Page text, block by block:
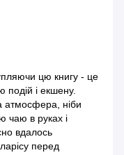
цю книгу - це
подій і екшену.
атмосфера, ніби
чаю в руках і
вдалось
перед